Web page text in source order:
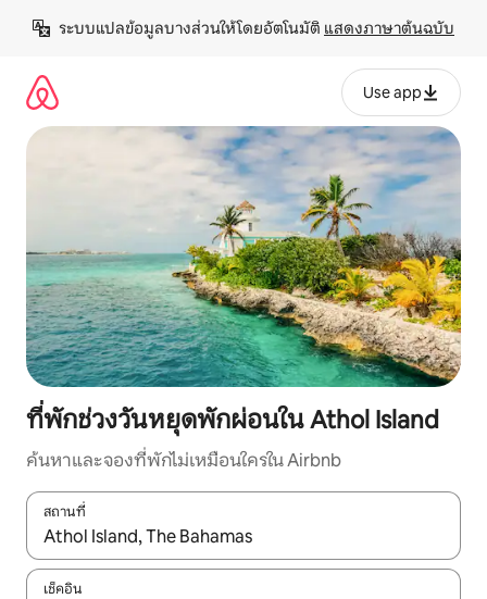
เนื้อหา
ระบบแปลข้อมูลบางส่วนให้โดยอัตโนมัติ แสดงภาษาต้นฉบับ
Use app
ที่พักช่วงวันหยุดพักผ่อนใน Athol Island
ค้นหาและจองที่พักไม่เหมือนใครใน Airbnb
สถานที่
ใช้ลูกศรขึ้นลง หรือใช้การสัมผัสหรือปัด เพื่อสำรวจผลการค้นหา
เช็คอิน